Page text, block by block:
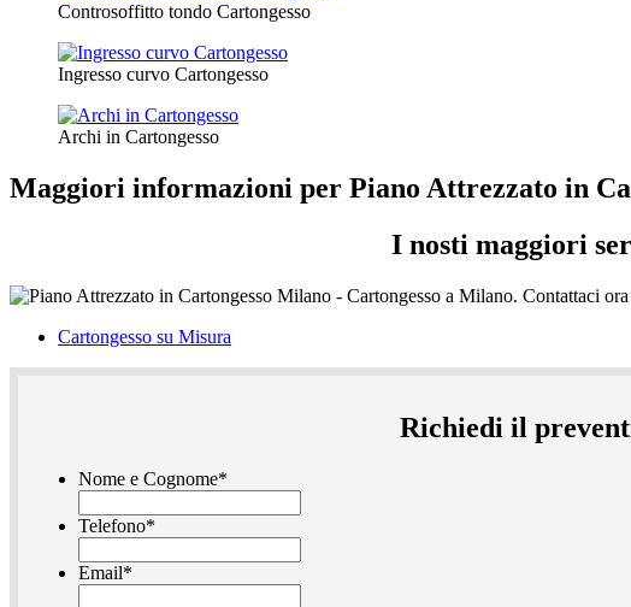
Controsoffitto tondo Cartongesso
Ingresso curvo Cartongesso
Archi in Cartongesso
Maggiori informazioni per Piano Attrezzato in
I nosti maggiori
Cartongesso su Misura
Richiedi il
Nome e Cognome*
Telefono*
Email*